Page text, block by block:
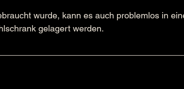
wurde, kann es auch problemlos in
gelagert werden.